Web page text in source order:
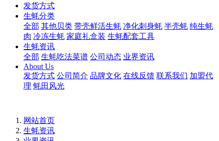
发货方式
生蚝分类
全部 其他贝类 带壳鲜活生蚝 净化刺身蚝 半壳蚝 纯生蚝
肉 冷冻生蚝 家庭礼盒装 生蚝配套工具
生蚝资讯
全部 生蚝吃法菜谱 公司动态 业界资讯
About Us
发货方式 公司简介 品牌文化 在线反馈 联系我们 加盟代
理 蚝田风光
网站首页
生蚝资讯